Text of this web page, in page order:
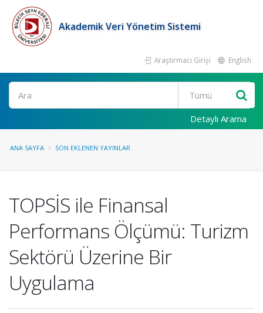
Akademik Veri Yönetim Sistemi
Araştırmacı Girişi English
Ara
Detaylı Arama
ANA SAYFA SON EKLENEN YAYINLAR
TOPSİS ile Finansal
Performans Ölçümü: Turizm
Sektörü Üzerine Bir
Uygulama